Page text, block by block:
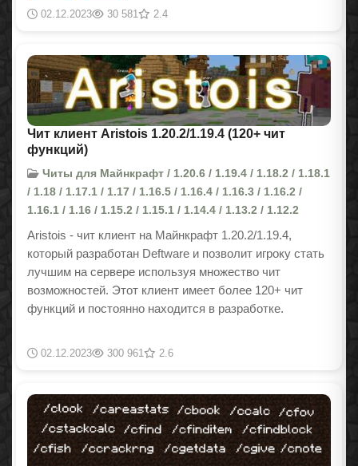
02.12.2023 30 581 2.4
Чит клиент Aristois 1.20.2/1.19.4 (120+ чит
функций)
Читы для Майнкрафт / 1.20.6 / 1.19.4 / 1.18.2 / 1.18.1
/ 1.18 / 1.17.1 / 1.17 / 1.16.5 / 1.16.4 / 1.16.3 / 1.16.2 /
1.16.1 / 1.16 / 1.15.2 / 1.15.1 / 1.14.4 / 1.13.2 / 1.12.2
Aristois - чит клиент на Майнкрафт 1.20.2/1.19.4,
который разработан Deftware и позволит игроку стать
лучшим на сервере используя множество чит
возможностей. Этот клиент имеет более 120+ чит
функций и постоянно находится в разработке.
02.12.2023 300 961 2.6